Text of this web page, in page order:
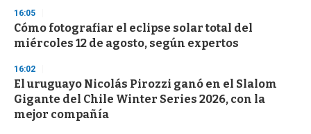
16:05
Cómo fotografiar el eclipse solar total del
miércoles 12 de agosto, según expertos
16:02
El uruguayo Nicolás Pirozzi ganó en el Slalom
Gigante del Chile Winter Series 2026, con la
mejor compañía